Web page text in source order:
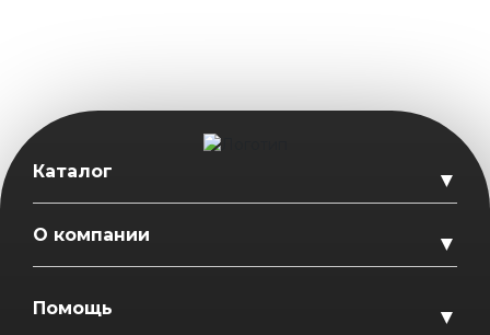
Каталог ▼
О компании ▼
Помощь ▼